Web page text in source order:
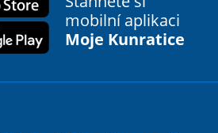
mobilní aplikaci
Moje Kunratice